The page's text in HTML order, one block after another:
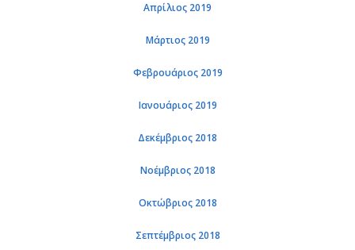
Απρίλιος 2019
Μάρτιος 2019
Φεβρουάριος 2019
Ιανουάριος 2019
Δεκέμβριος 2018
Νοέμβριος 2018
Οκτώβριος 2018
Σεπτέμβριος 2018